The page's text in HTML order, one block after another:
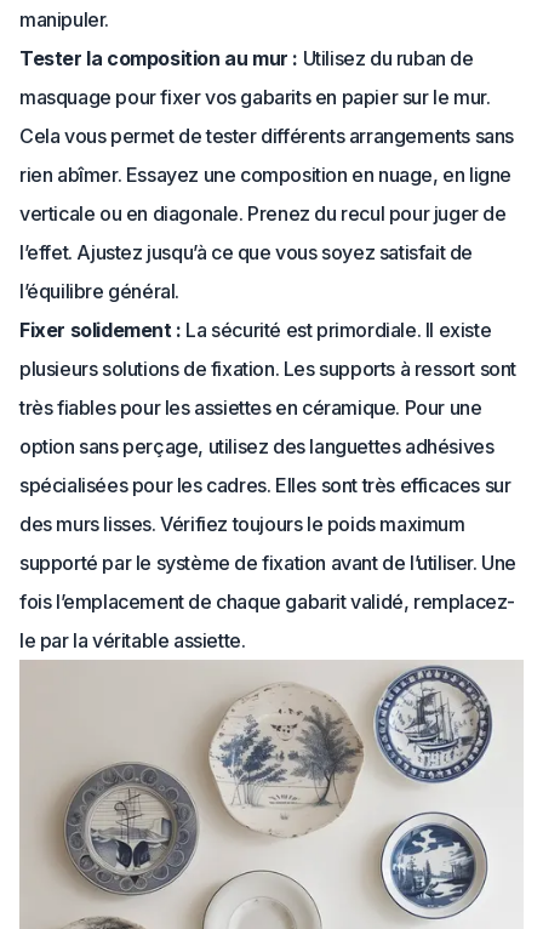
manipuler.
Tester la composition au mur : Utilisez du ruban de
masquage pour fixer vos gabarits en papier sur le mur.
Cela vous permet de tester différents arrangements sans
rien abîmer. Essayez une composition en nuage, en ligne
verticale ou en diagonale. Prenez du recul pour juger de
l’effet. Ajustez jusqu’à ce que vous soyez satisfait de
l’équilibre général.
Fixer solidement : La sécurité est primordiale. Il existe
plusieurs solutions de fixation. Les supports à ressort sont
très fiables pour les assiettes en céramique. Pour une
option sans perçage, utilisez des languettes adhésives
spécialisées pour les cadres. Elles sont très efficaces sur
des murs lisses. Vérifiez toujours le poids maximum
supporté par le système de fixation avant de l’utiliser. Une
fois l’emplacement de chaque gabarit validé, remplacez-
le par la véritable assiette.